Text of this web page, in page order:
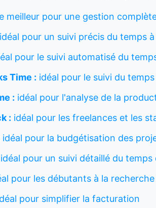
meilleur pour une gestion
idéal pour un suivi précis du temps
pour le suivi automatisé du
Time : idéal pour le suivi du
: idéal pour l'analyse de la
: idéal pour les freelances et les
idéal pour la budgétisation des
idéal pour un suivi détaillé du
pour les débutants à la
pour simplifier la facturation